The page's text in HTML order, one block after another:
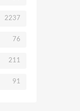
2237
76
211
91